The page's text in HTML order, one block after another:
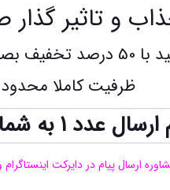
محکم بفشارید. البته نه آنقدر
شماست و زمانی که شما این کار
اعتماد کند.
محکم بفشارید. البته نه آنقدر
شماست و زمانی که شما این کار
کند.
و تاثیر
میشود.
ظرفیت کاملا محدود
1 به شماره
ارسال پیام در دایرکت اینستاگرام